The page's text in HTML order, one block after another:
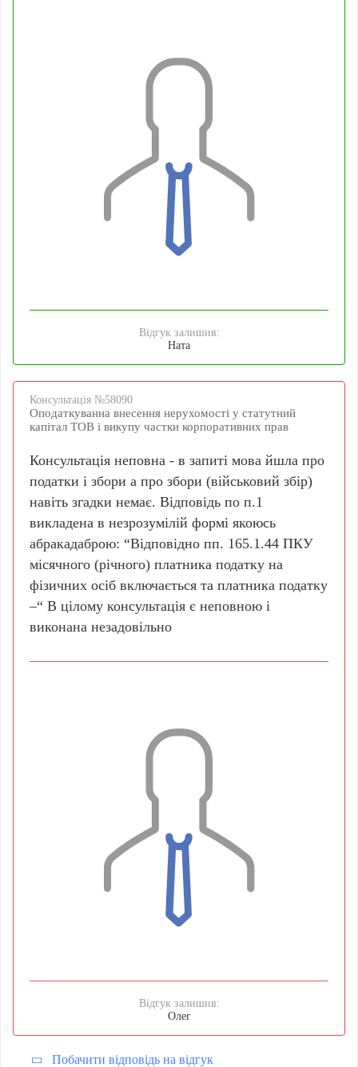
Відгук залишив:
Ната
Консультацiя №58090
Оподаткуванна внесення нерухомості у статутний
капітал ТОВ і викупу частки корпоративних прав
Консультація неповна - в запиті мова йшла про
податки і збори а про збори (військовий збір)
навіть згадки немає. Відповідь по п.1
викладена в незрозумілій формі якоюсь
абракадаброю: “Відповідно пп. 165.1.44 ПКУ
місячного (річного) платника податку на
фізичних осіб включається та платника податку
–“ В цілому консультація є неповною і
виконана незадовільно
Відгук залишив:
Олег
Побачити вiдповiдь на вiдгук